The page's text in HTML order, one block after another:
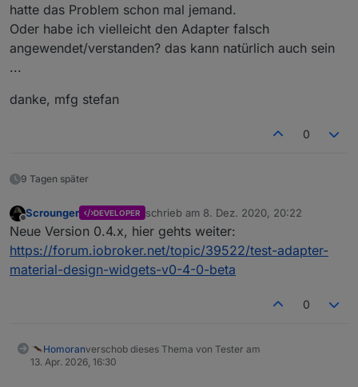
Ich bitte Euch zukünftig alle Fragen bzgl.
Einstellungen, Verständnis, Skripte, etc. im
entsprechenden Thema des zugehörigen Widgets
sieheMaterial Design Widgets Themen
und "echte" Material Widgets zur Verfügung stellt
repository.
vorstellen - wer dieses testen möchte muss direkt
materialdesign
Version für das latest.
Gemäß den Forumsrichtlinien ist das Thema in die
hatte das Problem schon mal jemand.
Oder habe ich vielleicht den Adapter falsch
angewendet/verstanden? das kann natürlich auch sein
...
danke, mfg stefan
0
9 Tagen später
Offline
Scrounger DEVELOPER schrieb am 8. Dez. 2020, 20:22
zuletzt editiert von
Neue Version 0.4.x, hier gehts weiter:
https://forum.iobroker.net/topic/39522/test-adapter-
material-design-widgets-v0-4-0-beta
0
Homoranverschob dieses Thema von Tester am
13. Apr. 2026, 16:30